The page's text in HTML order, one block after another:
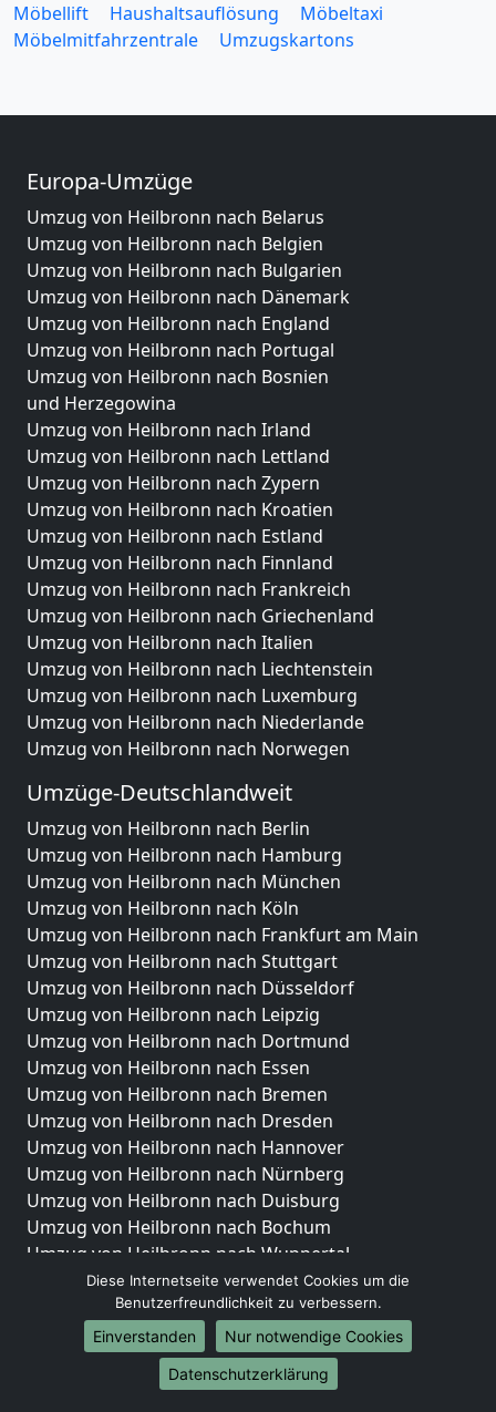
Möbellift
Haushaltsauflösung
Möbeltaxi
Möbelmitfahrzentrale
Umzugskartons
Europa-Umzüge
Umzug von Heilbronn nach Belarus
Umzug von Heilbronn nach Belgien
Umzug von Heilbronn nach Bulgarien
Umzug von Heilbronn nach Dänemark
Umzug von Heilbronn nach England
Umzug von Heilbronn nach Portugal
Umzug von Heilbronn nach Bosnien
und Herzegowina
Umzug von Heilbronn nach Irland
Umzug von Heilbronn nach Lettland
Umzug von Heilbronn nach Zypern
Umzug von Heilbronn nach Kroatien
Umzug von Heilbronn nach Estland
Umzug von Heilbronn nach Finnland
Umzug von Heilbronn nach Frankreich
Umzug von Heilbronn nach Griechenland
Umzug von Heilbronn nach Italien
Umzug von Heilbronn nach Liechtenstein
Umzug von Heilbronn nach Luxemburg
Umzug von Heilbronn nach Niederlande
Umzug von Heilbronn nach Norwegen
Umzüge-Deutschlandweit
Umzug von Heilbronn nach Berlin
Umzug von Heilbronn nach Hamburg
Umzug von Heilbronn nach München
Umzug von Heilbronn nach Köln
Umzug von Heilbronn nach Frankfurt am Main
Umzug von Heilbronn nach Stuttgart
Umzug von Heilbronn nach Düsseldorf
Umzug von Heilbronn nach Leipzig
Umzug von Heilbronn nach Dortmund
Umzug von Heilbronn nach Essen
Umzug von Heilbronn nach Bremen
Umzug von Heilbronn nach Dresden
Umzug von Heilbronn nach Hannover
Umzug von Heilbronn nach Nürnberg
Umzug von Heilbronn nach Duisburg
Umzug von Heilbronn nach Bochum
Umzug von Heilbronn nach Wuppertal
Umzug von Heilbronn nach Bielefeld
Umzug von Heilbronn nach Bonn
Umzug von Heilbronn nach Münster
Internationale-Umzüge
Diese Internetseite verwendet Cookies um die
Benutzerfreundlichkeit zu verbessern.
Einverstanden
Nur notwendige Cookies
Datenschutzerklärung